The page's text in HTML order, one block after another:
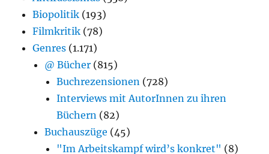
Biopolitik (193)
Filmkritik (78)
Genres (1.171)
@ Bücher (815)
Buchrezensionen (728)
Interviews mit AutorInnen zu ihren
Büchern (82)
Buchauszüge (45)
"Im Arbeitskampf wird’s konkret" (8)